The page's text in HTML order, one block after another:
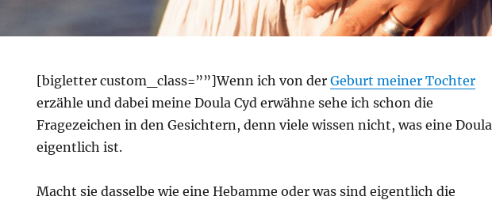
[bigletter custom_class=””]Wenn ich von derGeburt meiner Tochter
erzähle und dabei meine Doula Cyd erwähne sehe ich schon die
Fragezeichen in den Gesichtern, denn viele wissen nicht, was eine Doula
eigentlich ist.
Macht sie dasselbe wie eine Hebamme oder was sind eigentlich die